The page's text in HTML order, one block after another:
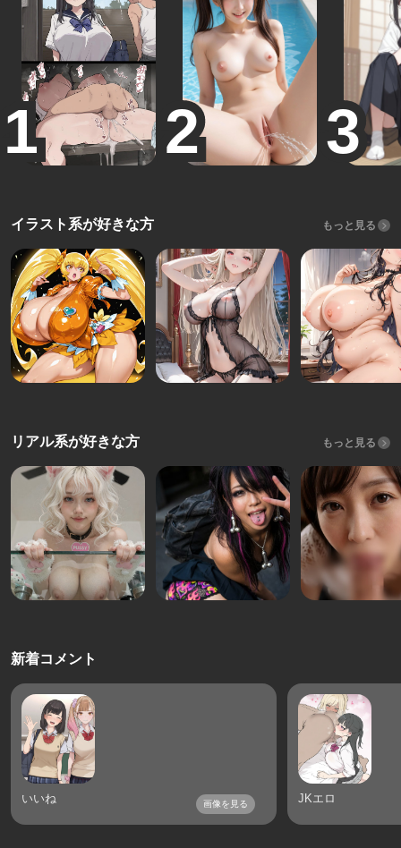
イラスト系が好きな方 もっと見る
リアル系が好きな方 もっと見る
新着コメント
いいね 画像を見る JKエロ